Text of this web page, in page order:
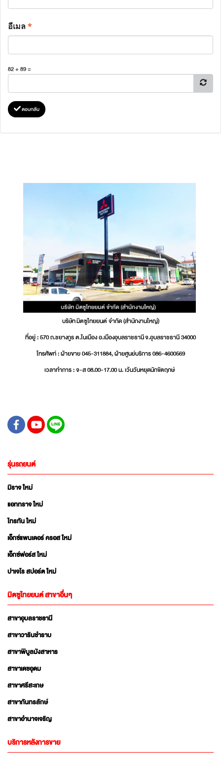
อีเมล*
82 + 89 =
ตอบกลับ
บริษัท มิตซูไทยยนต์ จำกัด (สำนักงานใหญ่)
ที่อยู่ : 570 ถ.ชยางกูร ต.ในเมือง อ.เมืองอุบลราชธานี จ.อุบลราชธานี 34000
โทรศัพท์ : ฝ่ายขาย 045-311884, ฝ่ายศูนย์บริการ 086-4600569
เวลาทำการ : จ-ส 08.00-17.00 น. เว้นวันหยุดนักขัตฤกษ์
รุ่นรถยนต์
มิราจ ใหม่
แอททราจ ใหม่
ไทรทัน ใหม่
เอ็กซ์แพนเดอร์ ครอส ใหม่
เอ็กซ์ฟอร์ส ใหม่
ปาเจโร สปอร์ต ใหม่
มิตซูไทยยนต์ สาขาอื่นๆ
สาขาอุบลราชธานี
สาขาวารินชำราบ
สาขาพิบูลมังสาหาร
สาขาเดชอุดม
สาขาศรีสะเกษ
สาขากันทรลักษ์
สาขาอำนาจเจริญ
บริการหลังการขาย